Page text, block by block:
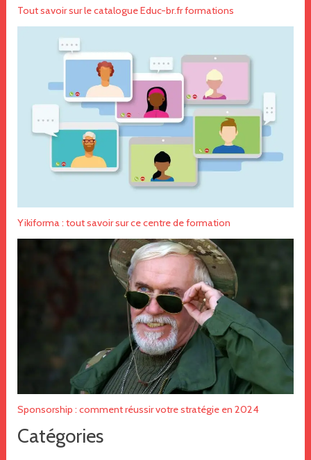
Tout savoir sur le catalogue Educ-br.fr formations
Yikiforma : tout savoir sur ce centre de formation
Sponsorship : comment réussir votre stratégie en 2024
Catégories